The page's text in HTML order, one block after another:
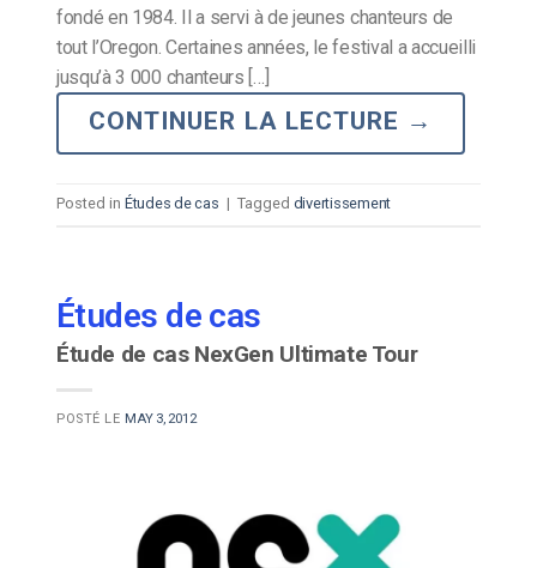
fondé en 1984. Il a servi à de jeunes chanteurs de
tout l’Oregon. Certaines années, le festival a accueilli
jusqu’à 3 000 chanteurs […]
CONTINUER LA LECTURE →
Posted in Études de cas | Tagged divertissement
Études de cas
Étude de cas NexGen Ultimate Tour
POSTÉ LE MAY 3, 2012